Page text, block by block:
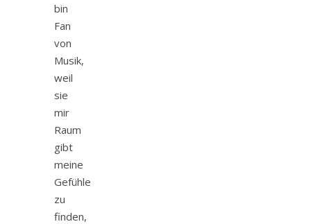
bin
Fan
von
Musik,
weil
sie
mir
Raum
gibt
meine
Gefühle
zu
finden,